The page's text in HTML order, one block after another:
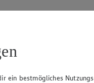
ein bestmögliches